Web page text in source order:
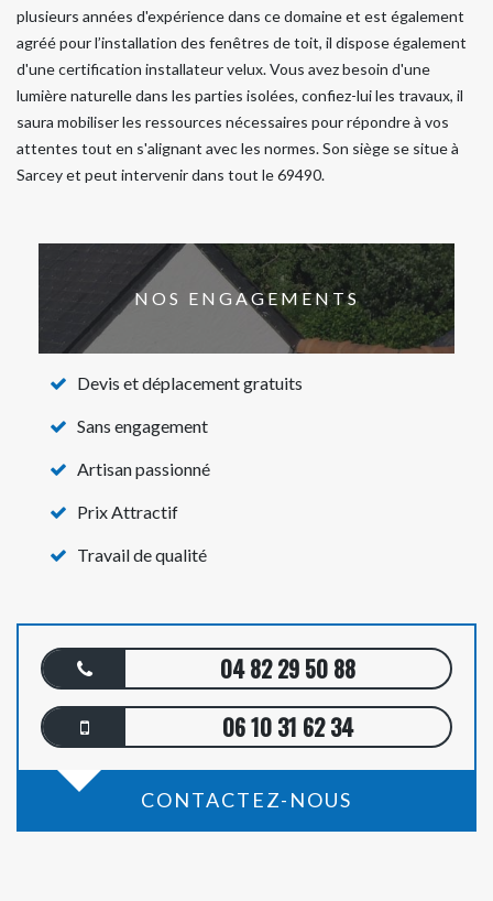
plusieurs années d'expérience dans ce domaine et est également
agréé pour l’installation des fenêtres de toit, il dispose également
d'une certification installateur velux. Vous avez besoin d'une
lumière naturelle dans les parties isolées, confiez-lui les travaux, il
saura mobiliser les ressources nécessaires pour répondre à vos
attentes tout en s'alignant avec les normes. Son siège se situe à
Sarcey et peut intervenir dans tout le 69490.
NOS ENGAGEMENTS
Devis et déplacement gratuits
Sans engagement
Artisan passionné
Prix Attractif
Travail de qualité
04 82 29 50 88
06 10 31 62 34
CONTACTEZ-NOUS